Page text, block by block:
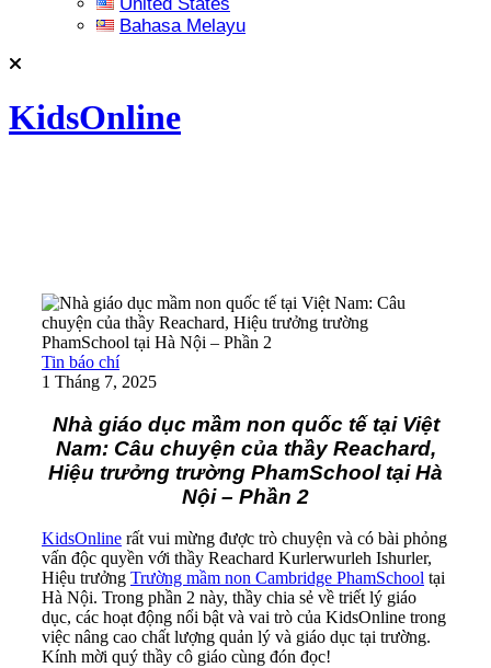
Bahasa Melayu
KidsOnline
Tin báo chí
1 Tháng 7, 2025
Nhà giáo dục mầm non quốc tế tại Việt
Nam: Câu chuyện của thầy Reachard,
Hiệu trưởng trường PhamSchool tại Hà
Nội – Phần 2
KidsOnline rất vui mừng được trò chuyện và có bài phỏng
vấn độc quyền với thầy Reachard Kurlerwurleh Ishurler,
Hiệu trưởng Trường mầm non Cambridge PhamSchool tại
Hà Nội. Trong phần 2 này, thầy chia sẻ về triết lý giáo
dục, các hoạt động nổi bật và vai trò của KidsOnline trong
việc nâng cao chất lượng quản lý và giáo dục tại trường.
Kính mời quý thầy cô giáo cùng đón đọc!